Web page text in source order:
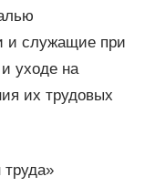
и служащие при
уходе на
их трудовых